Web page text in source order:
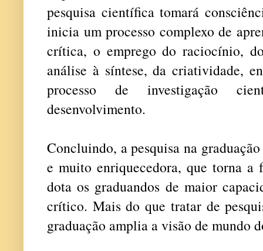
pesquisa científica tomará
inicia um processo complexo de
crítica, o emprego do raciocínio,
análise à síntese, da criatividade,
processo de investigação
desenvolvimento.
Concluindo, a pesquisa na
e muito enriquecedora, que torna a
dota os graduandos de maior
crítico. Mais do que tratar de
graduação amplia a visão de mundo